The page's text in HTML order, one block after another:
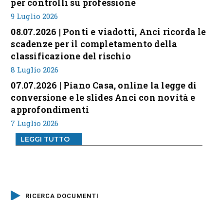
per controlli su professione
9 Luglio 2026
08.07.2026 | Ponti e viadotti, Anci ricorda le
scadenze per il completamento della
classificazione del rischio
8 Luglio 2026
07.07.2026 | Piano Casa, online la legge di
conversione e le slides Anci con novità e
approfondimenti
7 Luglio 2026
LEGGI TUTTO
RICERCA DOCUMENTI